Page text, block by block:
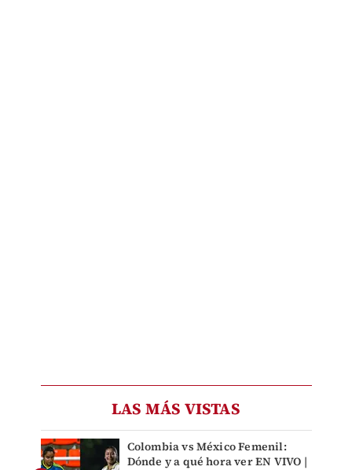
LAS MÁS VISTAS
Colombia vs México Femenil:
Dónde y a qué hora ver EN VIVO |